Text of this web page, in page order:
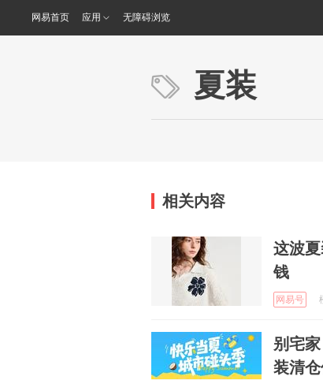
网易首页 应用 无障碍浏览
夏装
相关内容
这波
钱
网易号
别宅
装清仓